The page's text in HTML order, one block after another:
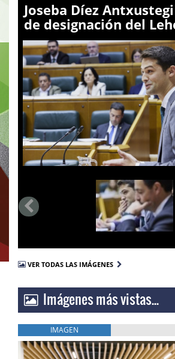
Joseba Díez
de designación del
VER TODAS LAS IMÁGENES
Imágenes más vistas...
IMAGEN